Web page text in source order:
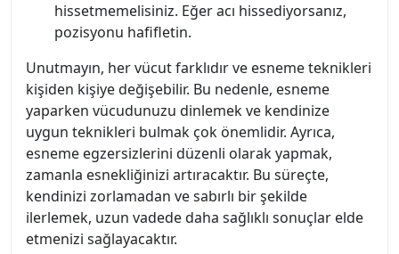
hissetmemelisiniz. Eğer acı hissediyorsanız,
pozisyonu hafifletin.
Unutmayın, her vücut farklıdır ve esneme teknikleri
kişiden kişiye değişebilir. Bu nedenle, esneme
yaparken vücudunuzu dinlemek ve kendinize
uygun teknikleri bulmak çok önemlidir. Ayrıca,
esneme egzersizlerini düzenli olarak yapmak,
zamanla esnekliğinizi artıracaktır. Bu süreçte,
kendinizi zorlamadan ve sabırlı bir şekilde
ilerlemek, uzun vadede daha sağlıklı sonuçlar elde
etmenizi sağlayacaktır.